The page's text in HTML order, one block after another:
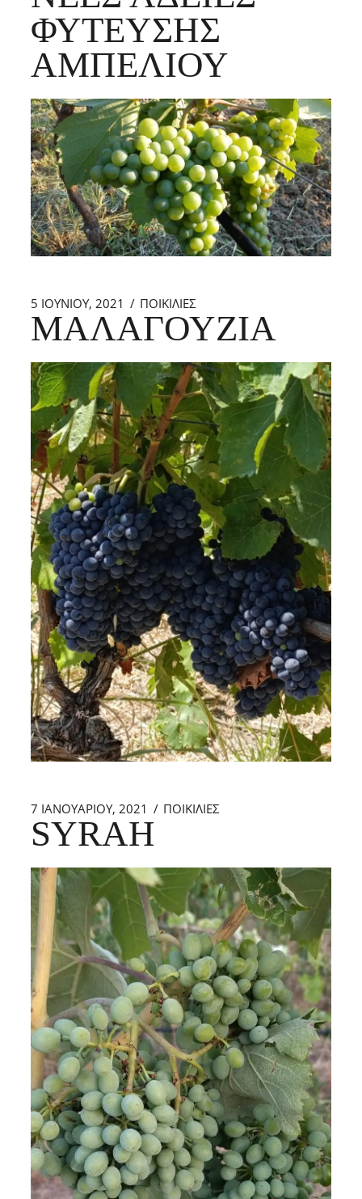
ΦΎΤΕΥΣΗΣ
ΑΜΠΕΛΙΟΎ
5 ΙΟΥΝΊΟΥ, 2021 ΠΟΙΚΙΛΙΕΣ
ΜΑΛΑΓΟΥΖΙΆ
7 ΙΑΝΟΥΑΡΊΟΥ, 2021 ΠΟΙΚΙΛΙΕΣ
SYRAH